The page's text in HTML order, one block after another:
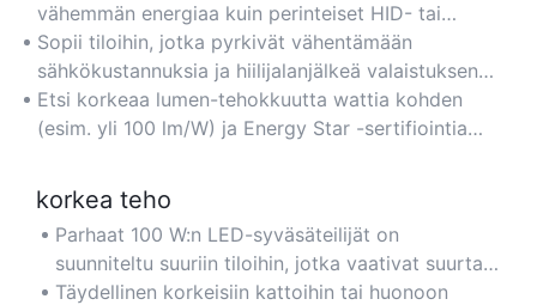
vähemmän energiaa kuin perinteiset HID- tai
loisteputkivalot, ja ne tarjoavat jopa 70 %:n
energiansäästön säilyttäen samalla erinomaisen
kirkkauden. Ihanteellinen pitkäaikaiseen kaupalliseen
käyttöön varastoissa, tehtaissa tai
Sopii tiloihin, jotka pyrkivät vähentämään
sähkökustannuksia ja hiilijalanjälkeä valaistuksen
laadusta tinkimättä.
Etsi korkeaa lumen-tehokkuutta wattia kohden
(esim. yli 100 lm/W) ja Energy Star -sertifiointia
korkea teho
Parhaat 100 W:n LED-syväsäteilijät on
suunniteltu suuriin tiloihin, jotka vaativat suurta
kirkkautta, kuten kuntosaleille,
Täydellinen korkeisiin kattoihin tai huonoon